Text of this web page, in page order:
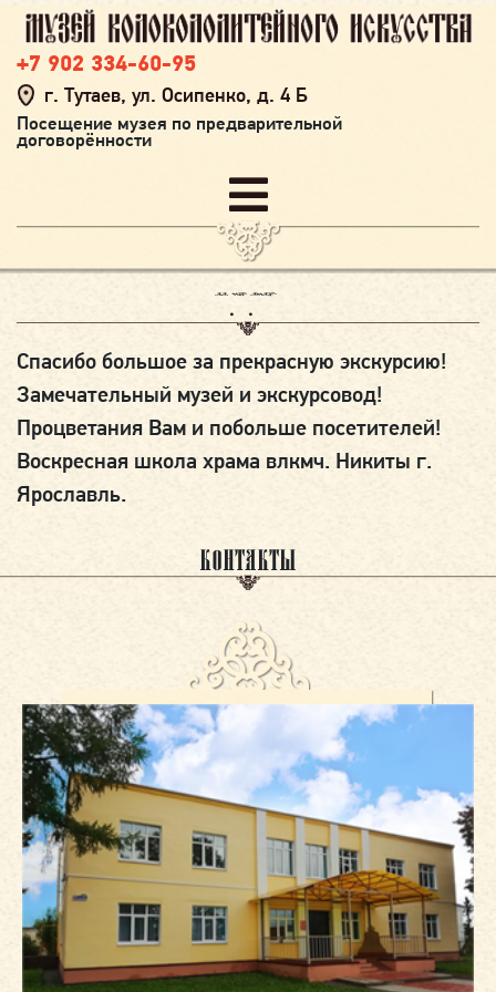
+7 902 334-60-95
г. Тутаев, ул. Осипенко, д. 4 Б
Посещение музея по предварительной
договорённости
22.04.2023
Спасибо большое за прекрасную экскурсию!
Замечательный музей и экскурсовод!
Процветания Вам и побольше посетителей!
Воскресная школа храма влкмч. Никиты г.
Ярославль.
КОНТАКТЫ